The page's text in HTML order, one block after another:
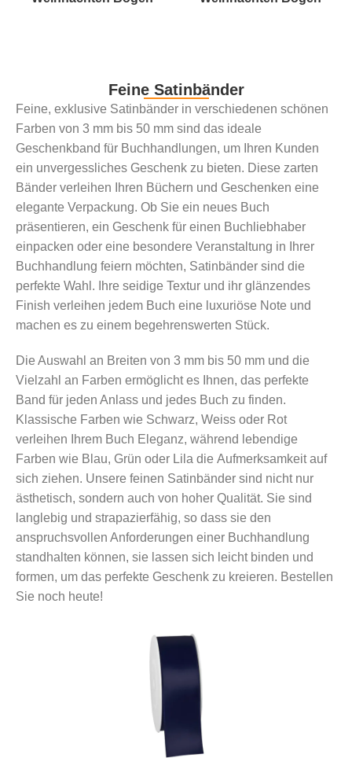
Feine Satinbänder
Feine, exklusive Satinbänder in verschiedenen schönen
Farben von 3 mm bis 50 mm sind das ideale
Geschenkband für Buchhandlungen, um Ihren Kunden
ein unvergessliches Geschenk zu bieten. Diese zarten
Bänder verleihen Ihren Büchern und Geschenken eine
elegante Verpackung. Ob Sie ein neues Buch
präsentieren, ein Geschenk für einen Buchliebhaber
einpacken oder eine besondere Veranstaltung in Ihrer
Buchhandlung feiern möchten, Satinbänder sind die
perfekte Wahl. Ihre seidige Textur und ihr glänzendes
Finish verleihen jedem Buch eine luxuriöse Note und
machen es zu einem begehrenswerten Stück.
Die Auswahl an Breiten von 3 mm bis 50 mm und die
Vielzahl an Farben ermöglicht es Ihnen, das perfekte
Band für jeden Anlass und jedes Buch zu finden.
Klassische Farben wie Schwarz, Weiss oder Rot
verleihen Ihrem Buch Eleganz, während lebendige
Farben wie Blau, Grün oder Lila die Aufmerksamkeit auf
sich ziehen. Unsere feinen Satinbänder sind nicht nur
ästhetisch, sondern auch von hoher Qualität. Sie sind
langlebig und strapazierfähig, so dass sie den
anspruchsvollen Anforderungen einer Buchhandlung
standhalten können, sie lassen sich leicht binden und
formen, um das perfekte Geschenk zu kreieren. Bestellen
Sie noch heute!